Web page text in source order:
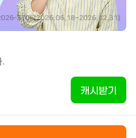
.
캐시받기